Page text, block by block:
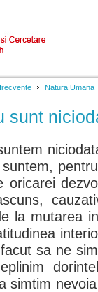
Natura Umana
sunt
oricarei
la mutarea
sa ne
simtim